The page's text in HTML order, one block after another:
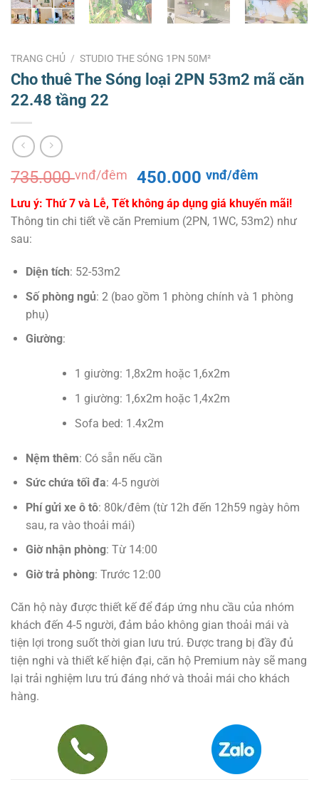
TRANG CHỦ / STUDIO THE SÓNG 1PN 50M²
Cho thuê The Sóng loại 2PN 53m2 mã căn
22.48 tầng 22
735.000vnđ/đêm
Giá
gốc
là:
735.000 vnđ/
450.000vnđ/đêm
hiện
tại
là:
Lưu ý: Thứ 7 và Lễ, Tết không áp dụng giá khuyến mãi!
Thông tin chi tiết về căn Premium (2PN, 1WC, 53m2) như
sau:
Diện tích: 52-53m2
Số phòng ngủ: 2 (bao gồm 1 phòng chính và 1 phòng
phụ)
Giường:
1 giường: 1,8x2m hoặc 1,6x2m
1 giường: 1,6x2m hoặc 1,4x2m
Sofa bed: 1.4x2m
Nệm thêm: Có sẵn nếu cần
Sức chứa tối đa: 4-5 người
Phí gửi xe ô tô: 80k/đêm (từ 12h đến 12h59 ngày hôm
sau, ra vào thoải mái)
Giờ nhận phòng: Từ 14:00
Giờ trả phòng: Trước 12:00
Căn hộ này được thiết kế để đáp ứng nhu cầu của nhóm
khách đến 4-5 người, đảm bảo không gian thoải mái và
tiện lợi trong suốt thời gian lưu trú. Được trang bị đầy đủ
tiện nghi và thiết kế hiện đại, căn hộ Premium này sẽ mang
lại trải nghiệm lưu trú đáng nhớ và thoải mái cho khách
hàng.